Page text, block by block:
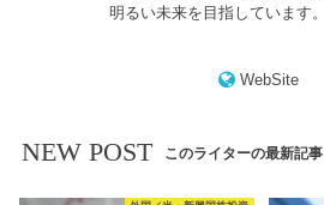
明るい未来を目指しています。
WebSite
NEW POST このライターの最新記事